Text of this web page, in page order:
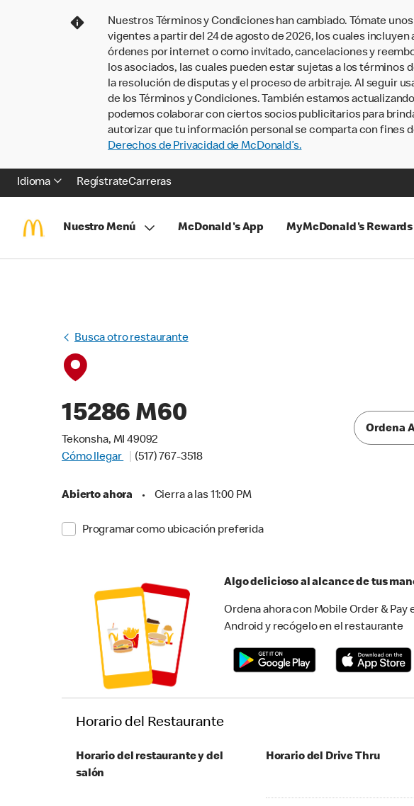
Nuestros Términos y Condiciones han cambiado. Tómate
vigentes a partir del 24 de agosto de 2026, los cuales
órdenes por internet o como invitado, cancelaciones y
los asociados, las cuales pueden estar sujetas a los
la resolución de disputas y el proceso de arbitraje. Al seguir
de los Términos y Condiciones. También estamos
podemos colaborar con ciertos socios publicitarios para
autorizar que tu información personal se comparta con fines
Derechos de Privacidad de McDonald’s.
Idioma RegístrateCarreras
Nuestro Menú McDonald's App MyMcDonald's Rewards
Busca otro restaurante
15286 M60
Tekonsha, MI 49092
Cómo llegar
(517) 767-3518
Abierto ahora • Cierra a las 11:00 PM
Programar como ubicación preferida
Ordena
Algo delicioso al alcance de tus
Ordena ahora con Mobile Order & Pay
Android y recógelo en el restaurante
Horario del Restaurante
Horario del restaurante y del
salón
Horario del Drive Thru